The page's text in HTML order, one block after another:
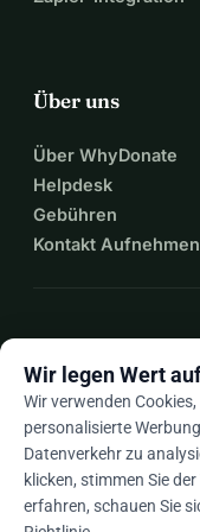
Thank you very
Über uns
Über WhyDonate
Helpdesk
Gebühren
Kontakt Aufnehmen
Dearrow_drop_down
★★★★★4,9 / 5
Wir legen Wert
Wir verwenden
personalisierte
Datenverkehr zu
klicken, stimmen Sie
erfahren, schauen Sie